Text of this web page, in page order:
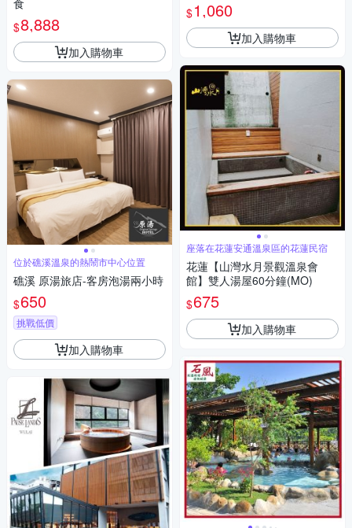
食
$8,888
加入購物車
位於礁溪溫泉的熱鬧市中心位置
礁溪 原湯旅店-客房泡湯兩小時
$650
挑戰低價
加入購物車
$1,060
加入購物車
座落在花蓮安通溫泉區的花蓮民宿
花蓮【山灣水月景觀溫泉會
館】雙人湯屋60分鐘(MO)
$675
加入購物車